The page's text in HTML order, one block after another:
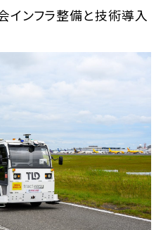
インフラ整備と技術導入